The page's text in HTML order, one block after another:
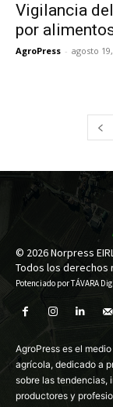
Vigilancia
por
AgroPress - agosto
© 2026 Norpress
Todos los derechos
Potenciado porTÁVARA
AgroPress es el
agrícola, dedicado a
sobre las tendencias,
productores y